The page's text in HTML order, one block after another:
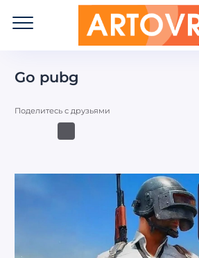
Go pubg
Поделитесь с друзьями